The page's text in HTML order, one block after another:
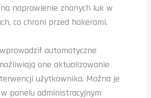
naprawienie znanych luk w
co chroni przed hakerami.
automatyczne
one aktualizowanie
użytkownika. Można je
panelu administracyjnym